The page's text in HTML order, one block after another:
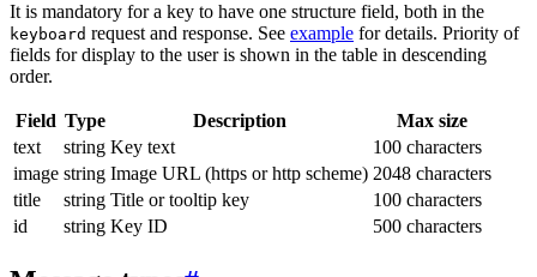
It is mandatory for a key to have one structure field, both in the
keyboard request and response. See example for details. Priority of
fields for display to the user is shown in the table in descending
order.
Field Type Description
Max size
text
string Key text
100 characters
image string Image URL (https or http scheme) 2048 characters
title
string Title or tooltip key
100 characters
id
string Key ID 500 characters